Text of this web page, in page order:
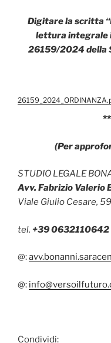
Digitare la scritta
lettura integrale
26159/2024 della
(Per
STUDIO LEGALE
Avv. Fabrizio Valerio
Viale Giulio Cesare,
tel. +39 0632110642
@:
@:
Condividi: